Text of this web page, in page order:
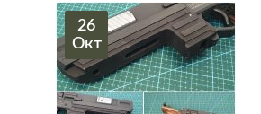
26
Окт